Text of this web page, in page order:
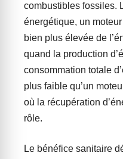
combustibles fossiles.
énergétique, un
bien plus élevée de
quand la production
consommation totale
plus faible qu’un
où la récupération
rôle.
Le bénéfice sanitaire